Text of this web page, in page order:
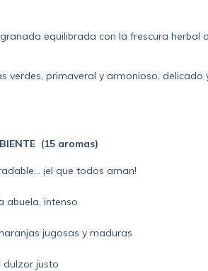
equilibrada con la frescura herbal
verdes, primaveral y armonioso, delicado
(15 aromas)
… ¡el que todos aman!
abuela, intenso
jugosas y maduras
dulzor justo